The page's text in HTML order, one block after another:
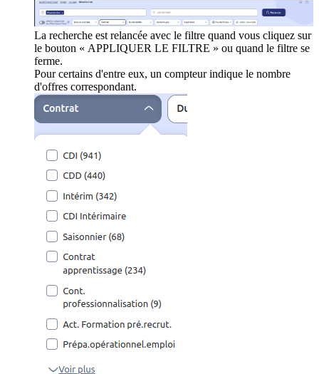
La recherche est relancée avec le filtre quand vous cliquez sur
le bouton « APPLIQUER LE FILTRE » ou quand le filtre se
ferme.
Pour certains d'entre eux, un compteur indique le nombre
d'offres correspondant.